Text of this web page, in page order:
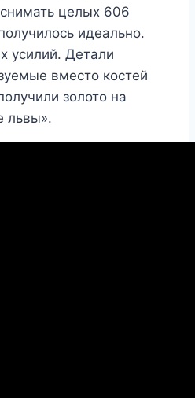
целых 606
идеально.
усилий. Детали
вместо костей
золото на
львы».